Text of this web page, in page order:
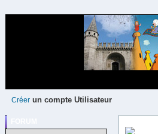
Créer un compte Utilisateur